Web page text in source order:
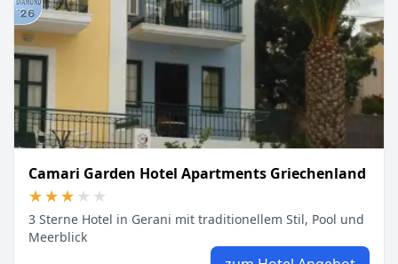
Camari Garden Hotel Apartments Griechenland
★★★★★
★★★★★
3 Sterne Hotel in Gerani mit traditionellem Stil, Pool und
Meerblick